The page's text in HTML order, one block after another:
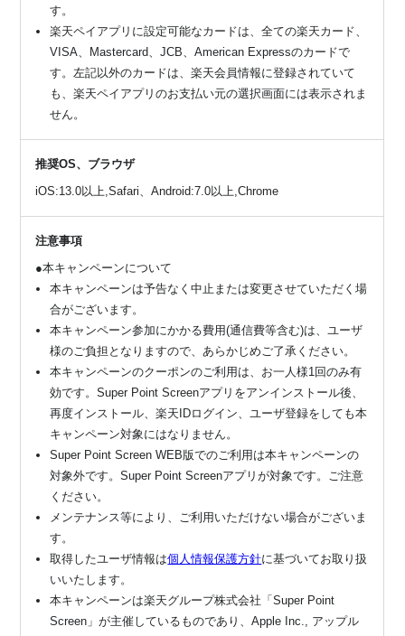
す。
楽天ペイアプリに設定可能なカードは、全ての楽天カード、
VISA、Mastercard、JCB、American Expressのカードで
す。左記以外のカードは、楽天会員情報に登録されていて
も、楽天ペイアプリのお支払い元の選択画面には表示されま
せん。
推奨OS、ブラウザ
iOS:13.0以上,Safari、Android:7.0以上,Chrome
注意事項
●本キャンペーンについて
本キャンペーンは予告なく中止または変更させていただく場
合がございます。
本キャンペーン参加にかかる費用(通信費等含む)は、ユーザ
様のご負担となりますので、あらかじめご了承ください。
本キャンペーンのクーポンのご利用は、お一人様1回のみ有
効です。Super Point Screenアプリをアンインストール後、
再度インストール、楽天IDログイン、ユーザ登録をしても本
キャンペーン対象にはなりません。
Super Point Screen WEB版でのご利用は本キャンペーンの
対象外です。Super Point Screenアプリが対象です。ご注意
ください。
メンテナンス等により、ご利用いただけない場合がございま
す。
取得したユーザ情報は個人情報保護方針に基づいてお取り扱
いいたします。
本キャンペーンは楽天グループ株式会社「Super Point
Screen」が主催しているものであり、Apple Inc., アップル